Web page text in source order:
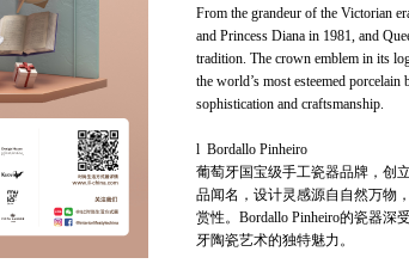
From the grandeur of the Victorian
and Princess Diana in 1981, and
tradition. The crown emblem in its
the world’s most esteemed
sophistication and craftsmanship.
l Bordallo Pinheiro
葡萄牙国宝级手工瓷器品牌，创
品闻名，设计灵感源自自然万物
赏性。Bordallo Pinheiro的瓷器
牙陶瓷艺术的独特魅力。